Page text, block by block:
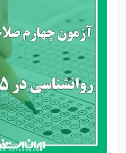
حرفه‌ای
روانشناسی
1405
اعلام شد